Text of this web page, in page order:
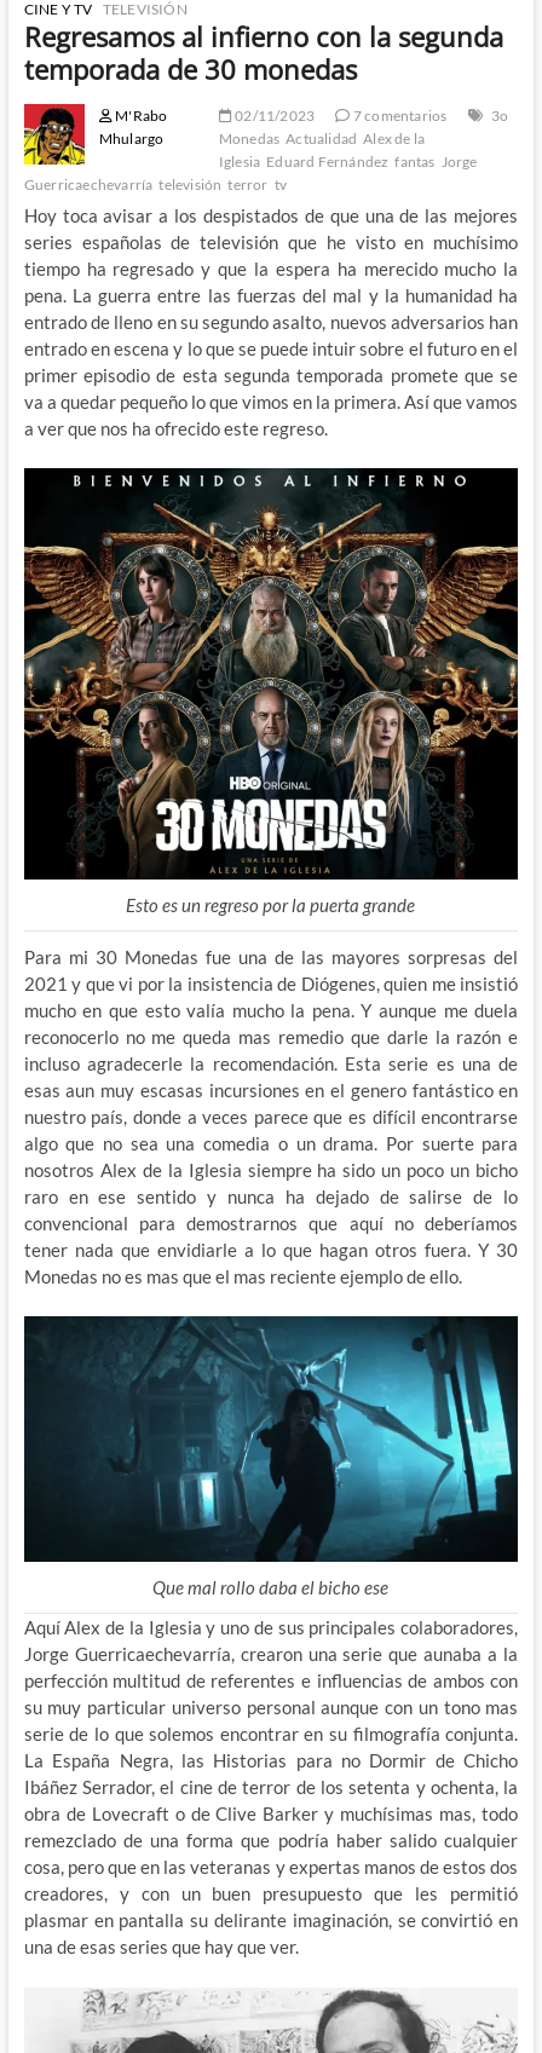
CINE Y TV TELEVISIÓN
Regresamos al infierno con la segunda
temporada de 30 monedas
M'Rabo
Mhulargo
02/11/2023 7 comentarios
3o
Monedas Actualidad Alex de la
Iglesia Eduard Fernández fantas Jorge
Guerricaechevarría televisión terror tv
Hoy toca avisar a los despistados de que una de las mejores
series españolas de televisión que he visto en muchísimo
tiempo ha regresado y que la espera ha merecido mucho la
pena. La guerra entre las fuerzas del mal y la humanidad ha
entrado de lleno en su segundo asalto, nuevos adversarios han
entrado en escena y lo que se puede intuir sobre el futuro en el
primer episodio de esta segunda temporada promete que se
va a quedar pequeño lo que vimos en la primera. Así que vamos
a ver que nos ha ofrecido este regreso.
Esto es un regreso por la puerta grande
Para mi 30 Monedas fue una de las mayores sorpresas del
2021 y que vi por la insistencia de Diógenes, quien me insistió
mucho en que esto valía mucho la pena. Y aunque me duela
reconocerlo no me queda mas remedio que darle la razón e
incluso agradecerle la recomendación. Esta serie es una de
esas aun muy escasas incursiones en el genero fantástico en
nuestro país, donde a veces parece que es difícil encontrarse
algo que no sea una comedia o un drama. Por suerte para
nosotros Alex de la Iglesia siempre ha sido un poco un bicho
raro en ese sentido y nunca ha dejado de salirse de lo
convencional para demostrarnos que aquí no deberíamos
tener nada que envidiarle a lo que hagan otros fuera. Y 30
Monedas no es mas que el mas reciente ejemplo de ello.
Que mal rollo daba el bicho ese
Aquí Alex de la Iglesia y uno de sus principales colaboradores,
Jorge Guerricaechevarría, crearon una serie que aunaba a la
perfección multitud de referentes e influencias de ambos con
su muy particular universo personal aunque con un tono mas
serie de lo que solemos encontrar en su filmografía conjunta.
La España Negra, las Historias para no Dormir de Chicho
Ibáñez Serrador, el cine de terror de los setenta y ochenta, la
obra de Lovecraft o de Clive Barker y muchísimas mas, todo
remezclado de una forma que podría haber salido cualquier
cosa, pero que en las veteranas y expertas manos de estos dos
creadores, y con un buen presupuesto que les permitió
plasmar en pantalla su delirante imaginación, se convirtió en
una de esas series que hay que ver.